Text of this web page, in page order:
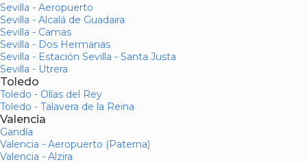
Sevilla - Aeropuerto
Sevilla - Alcalá de Guadaira
Sevilla - Camas
Sevilla - Dos Hermanas
Sevilla - Estación Sevilla - Santa Justa
Sevilla - Utrera
Toledo
Toledo - Olías del Rey
Toledo - Talavera de la Reina
Valencia
Gandía
Valencia - Aeropuerto (Paterna)
Valencia - Alzira